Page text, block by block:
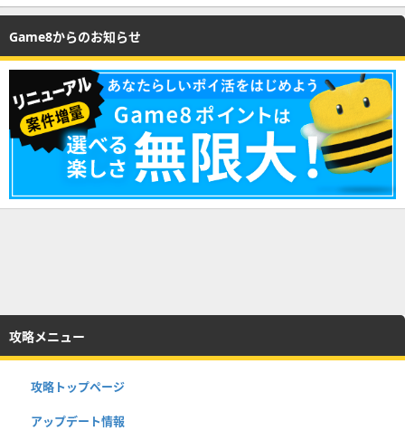
Game8からのお知らせ
攻略メニュー
攻略トップページ
アップデート情報